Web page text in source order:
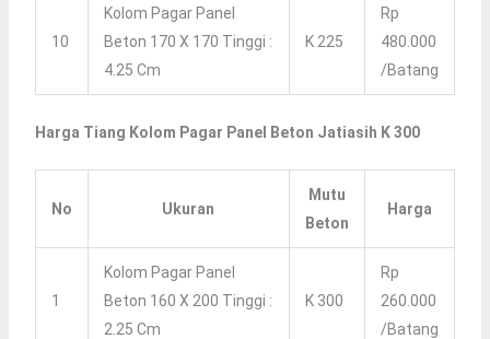
10
Kolom Pagar Panel
Beton 170 X 170 Tinggi :
4.25 Cm
K 225
Rp
480.000
/Batang
Harga Tiang Kolom Pagar Panel Beton Jatiasih K 300
No Ukuran
Mutu
Beton
Harga
1
Kolom Pagar Panel
Beton 160 X 200 Tinggi :
2.25 Cm
K 300
Rp
260.000
/Batang